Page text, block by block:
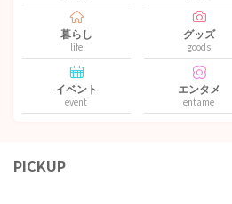
暮らし
life
グッズ
goods
イベント
event
エンタメ
entame
PICKUP